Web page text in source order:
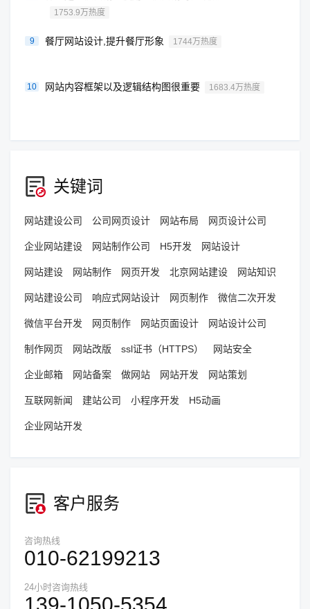
1753.9万热度
9 餐厅网站设计,提升餐厅形象 1744万热度
10 网站内容框架以及逻辑结构图很重要 1683.4万热度
关键词
网站建设公司 公司网页设计 网站布局 网页设计公司
企业网站建设 网站制作公司 H5开发 网站设计
网站建设 网站制作 网页开发 北京网站建设 网站知识
网站建设公司 响应式网站设计 网页制作 微信二次开发
微信平台开发 网页制作 网站页面设计 网站设计公司
制作网页 网站改版 ssl证书（HTTPS） 网站安全
企业邮箱 网站备案 做网站 网站开发 网站策划
互联网新闻 建站公司 小程序开发 H5动画
企业网站开发
客户服务
咨询热线
010-62199213
24小时咨询热线
139-1050-5354